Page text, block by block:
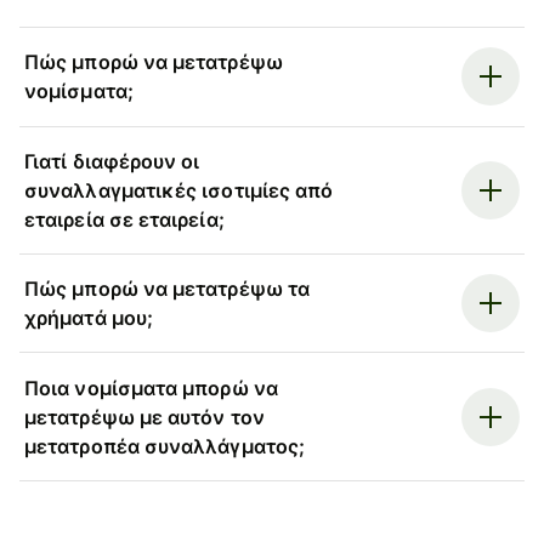
Πώς μπορώ να μετατρέψω
νομίσματα;
Γιατί διαφέρουν οι
συναλλαγματικές ισοτιμίες από
εταιρεία σε εταιρεία;
Πώς μπορώ να μετατρέψω τα
χρήματά μου;
Ποια νομίσματα μπορώ να
μετατρέψω με αυτόν τον
μετατροπέα συναλλάγματος;